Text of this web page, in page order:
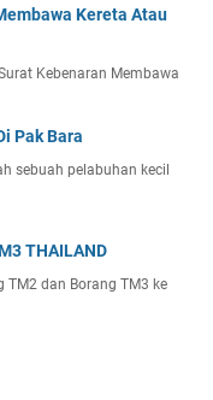
Kereta Atau
Kebenaran Membawa
Pak Bara
sebuah pelabuhan kecil
THAILAND
TM2 dan Borang TM3 ke